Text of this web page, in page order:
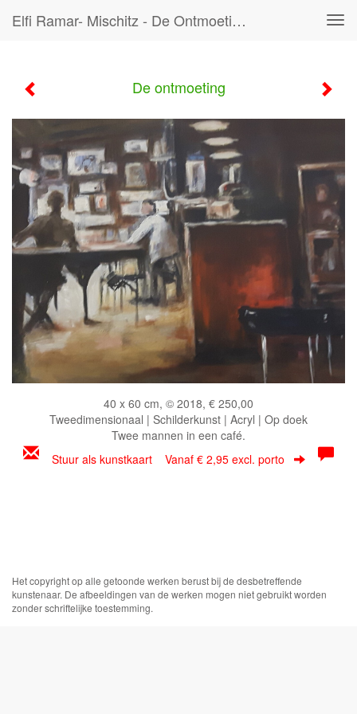
Elfi Ramar- Mischitz - De Ontmoeting
De ontmoeting
40 x 60 cm, © 2018, € 250,00
Tweedimensionaal | Schilderkunst | Acryl | Op doek
Twee mannen in een café.
Stuur als kunstkaart Vanaf € 2,95 excl. porto
Het copyright op alle getoonde werken berust bij de desbetreffende
kunstenaar. De afbeeldingen van de werken mogen niet gebruikt worden
zonder schriftelijke toestemming.